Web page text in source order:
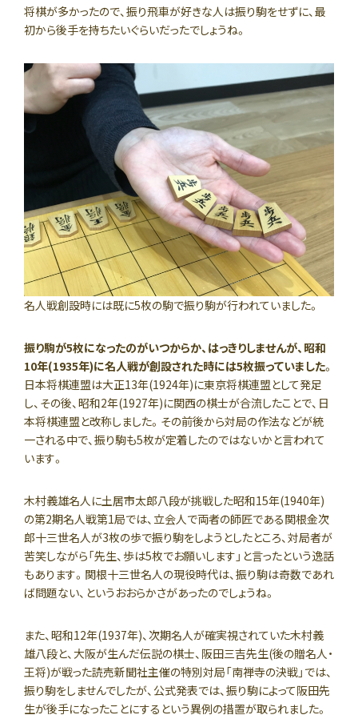
将棋が多かったので、振り飛車が好きな人は振り駒をせずに、最
初から後手を持ちたいぐらいだったでしょうね。
名人戦創設時には既に5枚の駒で振り駒が行われていました。
振り駒が5枚になったのがいつからか、はっきりしませんが、昭和
10年(1935年)に名人戦が創設された時には5枚振っていました。
日本将棋連盟は大正13年(1924年)に東京将棋連盟として発足
し、その後、昭和2年(1927年)に関西の棋士が合流したことで、日
本将棋連盟と改称しました。その前後から対局の作法などが統
一される中で、振り駒も5枚が定着したのではないかと言われて
います。
木村義雄名人に土居市太郎八段が挑戦した昭和15年(1940年)
の第2期名人戦第1局では、立会人で両者の師匠である関根金次
郎十三世名人が3枚の歩で振り駒をしようとしたところ、対局者が
苦笑しながら「先生、歩は5枚でお願いします」と言ったという逸話
もあります。関根十三世名人の現役時代は、振り駒は奇数であれ
ば問題ない、というおおらかさがあったのでしょうね。
また、昭和12年(1937年)、次期名人が確実視されていた木村義
雄八段と、大阪が生んだ伝説の棋士、阪田三吉先生(後の贈名人・
王将)が戦った読売新聞社主催の特別対局「南禅寺の決戦」では、
振り駒をしませんでしたが、公式発表では、振り駒によって阪田先
生が後手になったことにするという異例の措置が取られました。